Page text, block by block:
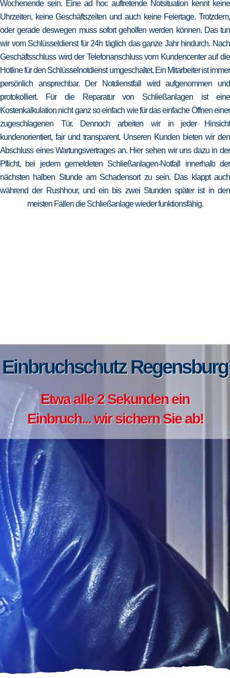
Wochenende sein. Eine ad hoc auftretende Notsituation kennt keine
Uhrzeiten, keine Geschäftszeiten und auch keine Feiertage. Trotzdem,
oder gerade deswegen muss sofort geholfen werden können. Das tun
wir vom Schlüsseldienst für 24h täglich das ganze Jahr hindurch. Nach
Geschäftsschluss wird der Telefonanschluss vom Kundencenter auf die
Hotline für den Schlüsselnotdienst umgeschaltet. Ein Mitarbeiter ist immer
persönlich ansprechbar. Der Notdienstfall wird aufgenommen und
protokolliert. Für die Reparatur von Schließanlagen ist eine
Kostenkalkulation nicht ganz so einfach wie für das einfache Öffnen einer
zugeschlagenen Tür. Dennoch arbeiten wir in jeder Hinsicht
kundenorientiert, fair und transparent. Unseren Kunden bieten wir den
Abschluss eines Wartungsvertrages an. Hier sehen wir uns dazu in der
Pflicht, bei jedem gemeldeten Schließanlagen-Notfall innerhalb der
nächsten halben Stunde am Schadensort zu sein. Das klappt auch
während der Rushhour, und ein bis zwei Stunden später ist in den
meisten Fällen die Schließanlage wieder funktionsfähig.
Einbruchschutz Regensburg
Etwa alle 2 Sekunden ein
Einbruch... wir sichern Sie ab!